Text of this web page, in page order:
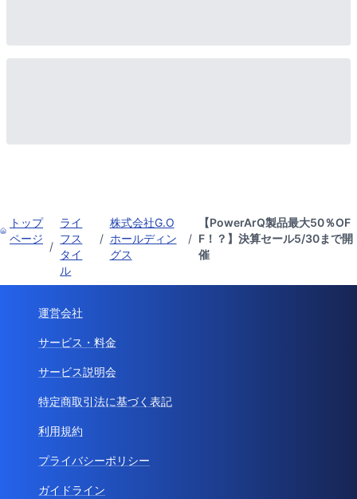
トップ
ページ
/
ライ
フス
タイ
ル
/
株式会社G.O
ホールディン
グス
/
【PowerArQ製品最大50％OF
F！？】決算セール5/30まで開
催
運営会社
サービス・料金
サービス説明会
特定商取引法に基づく表記
利用規約
プライバシーポリシー
ガイドライン